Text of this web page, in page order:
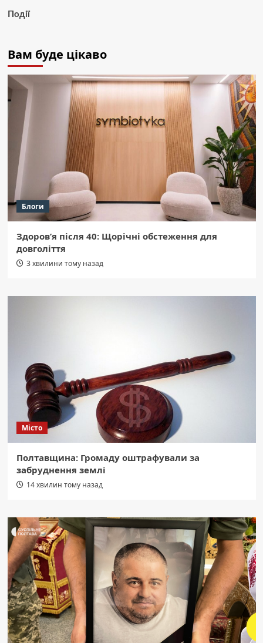
Події
Вам буде цікаво
Блоги
Здоров’я після 40: Щорічні обстеження для
довголіття
3 хвилини тому назад
Місто
Полтавщина: Громаду оштрафували за
забруднення землі
14 хвилин тому назад